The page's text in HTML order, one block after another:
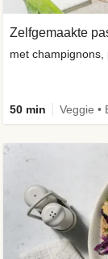
Zelfgemaakte
met
50 min